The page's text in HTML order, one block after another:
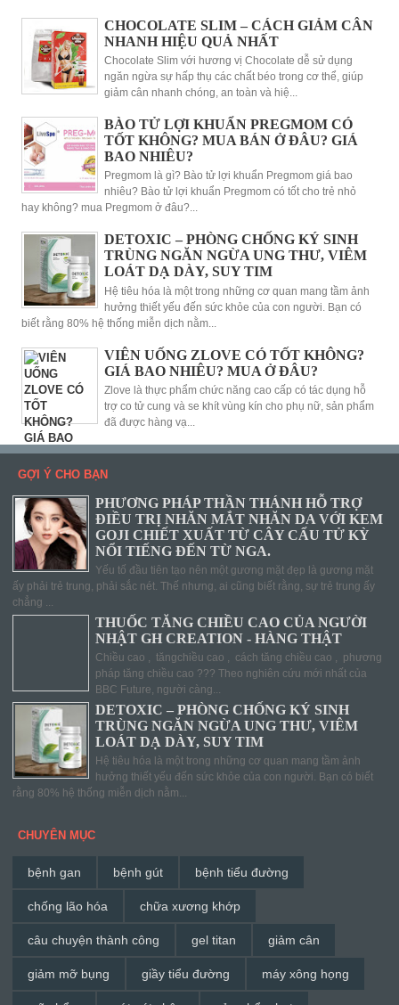
CHOCOLATE SLIM – CÁCH GIẢM CÂN
NHANH HIỆU QUẢ NHẤT
Chocolate Slim với hương vị Chocolate dễ sử dụng
ngăn ngừa sự hấp thụ các chất béo trong cơ thể, giúp
giảm cân nhanh chóng, an toàn và hiệ...
BÀO TỬ LỢI KHUẨN PREGMOM CÓ
TỐT KHÔNG? MUA BÁN Ở ĐÂU? GIÁ
BAO NHIÊU?
Pregmom là gì? Bào tử lợi khuẩn Pregmom giá bao
nhiêu? Bào tử lợi khuẩn Pregmom có tốt cho trẻ nhỏ
hay không? mua Pregmom ở đâu?...
DETOXIC – PHÒNG CHỐNG KÝ SINH
TRÙNG NGĂN NGỪA UNG THƯ, VIÊM
LOÁT DẠ DÀY, SUY TIM
Hệ tiêu hóa là một trong những cơ quan mang tầm ảnh
hưởng thiết yếu đến sức khỏe của con người. Bạn có
biết rằng 80% hệ thống miễn dịch nằm...
VIÊN UỐNG ZLOVE CÓ TỐT KHÔNG?
GIÁ BAO NHIÊU? MUA Ở ĐÂU?
Zlove là thực phẩm chức năng cao cấp có tác dụng hỗ
trợ co tử cung và se khít vùng kín cho phụ nữ, sản phẩm
đã được hàng vạ...
GỢI Ý CHO BẠN
PHƯƠNG PHÁP THẦN THÁNH HỖ TRỢ
ĐIỀU TRỊ NHĂN MẮT NHĂN DA VỚI KEM
GOJI CHIẾT XUẤT TỪ CÂY CẨU TỬ KỲ
NỔI TIẾNG ĐẾN TỪ NGA.
Yếu tố đầu tiên tạo nên một gương mặt đẹp là gương mặt
ấy phải trẻ trung, phải sắc nét. Thế nhưng, ai cũng biết rằng, sự trẻ trung ấy
chẳng ...
THUỐC TĂNG CHIỀU CAO CỦA NGƯỜI
NHẬT GH CREATION - HÀNG THẬT
Chiều cao , tăngchiều cao , cách tăng chiều cao , phương
pháp tăng chiều cao ??? Theo nghiên cứu mới nhất của
BBC Future, người càng...
DETOXIC – PHÒNG CHỐNG KÝ SINH
TRÙNG NGĂN NGỪA UNG THƯ, VIÊM
LOÁT DẠ DÀY, SUY TIM
Hệ tiêu hóa là một trong những cơ quan mang tầm ảnh
hưởng thiết yếu đến sức khỏe của con người. Bạn có biết
rằng 80% hệ thống miễn dịch nằm...
CHUYÊN MỤC
bệnh gan bệnh gút bệnh tiểu đường
chống lão hóa chữa xương khớp
câu chuyện thành công gel titan giảm cân
giảm mỡ bụng giầy tiểu đường máy xông họng